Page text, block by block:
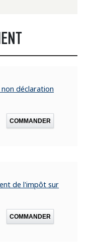
déclaration
COMMANDER
de l'impôt sur
COMMANDER